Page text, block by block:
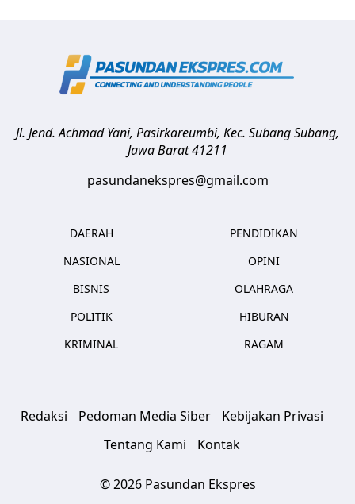
Jl. Jend. Achmad Yani, Pasirkareumbi, Kec. SubangSubang,
Jawa Barat41211
pasundanekspres@gmail.com
DAERAH
NASIONAL
BISNIS
POLITIK
KRIMINAL
PENDIDIKAN
OPINI
OLAHRAGA
HIBURAN
RAGAM
Redaksi Pedoman Media Siber
Kebijakan Privasi
Tentang Kami
Kontak
© 2026 Pasundan Ekspres